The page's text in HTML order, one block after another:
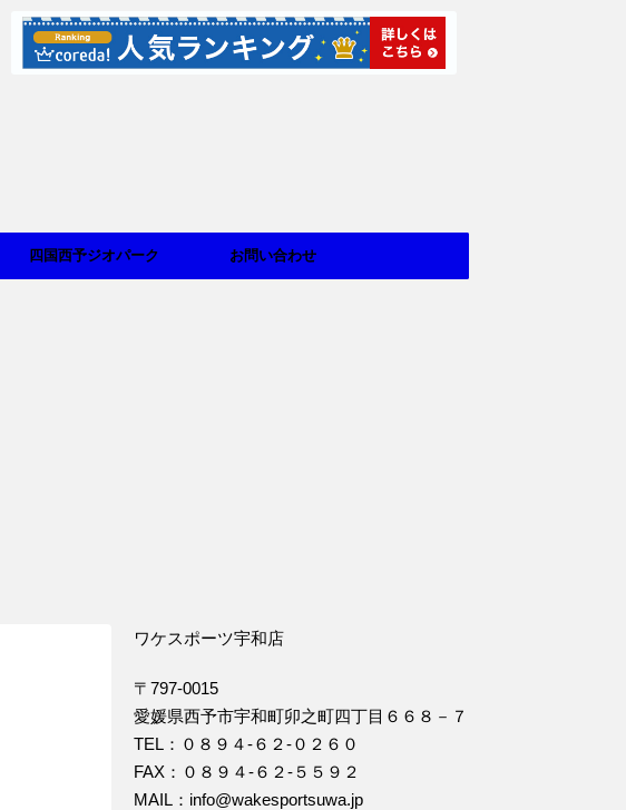
四国西予ジオパーク お問い合わせ
ワケスポーツ宇和店
〒797-0015
愛媛県西予市宇和町卯之町四丁目６６８－７
TEL：０８９４‐６２‐０２６０
FAX：０８９４‐６２‐５５９２
MAIL：info@wakesportsuwa.jp